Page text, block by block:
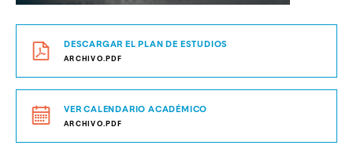
DESCARGAR EL PLAN DE ESTUDIOS
ARCHIVO.PDF
VER CALENDARIO ACADÉMICO
ARCHIVO.PDF